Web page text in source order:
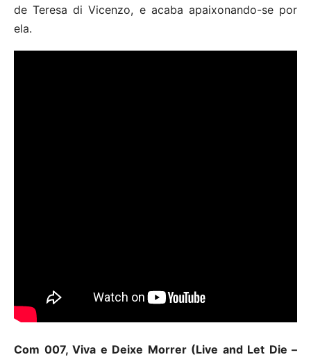
de Teresa di Vicenzo, e acaba apaixonando-se por
ela.
Com 007, Viva e Deixe Morrer (Live and Let Die –